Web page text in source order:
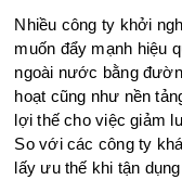
Nhiều công ty khởi
muốn đẩy mạnh hiệu
ngoài nước bằng
hoạt cũng như nền
lợi thế cho việc giảm
So với các công ty
lấy ưu thế khi tận